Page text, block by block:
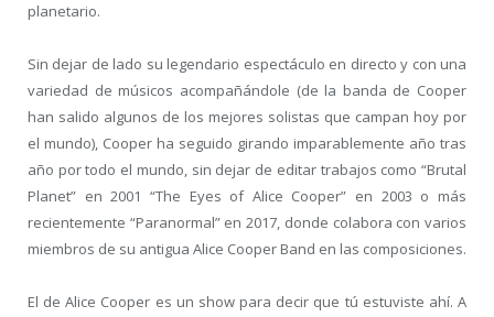
planetario.
Sin dejar de lado su legendario espectáculo en directo y con una
variedad de músicos acompañándole (de la banda de Cooper
han salido algunos de los mejores solistas que campan hoy por
el mundo), Cooper ha seguido girando imparablemente año tras
año por todo el mundo, sin dejar de editar trabajos como “Brutal
Planet” en 2001 “The Eyes of Alice Cooper” en 2003 o más
recientemente “Paranormal” en 2017, donde colabora con varios
miembros de su antigua Alice Cooper Band en las composiciones.
El de Alice Cooper es un show para decir que tú estuviste ahí. A